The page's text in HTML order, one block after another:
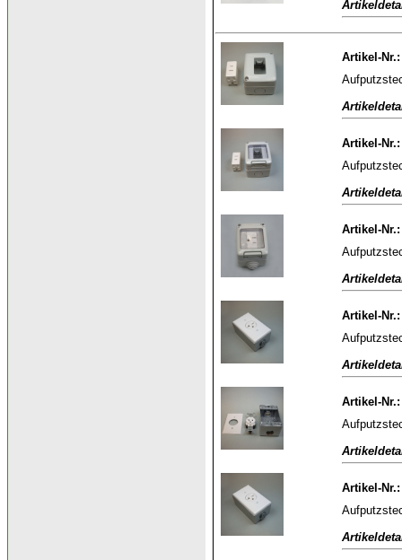
Artikel-Nr.:
Artikel-Nr.:
Artikel-Nr.:
Artikel-Nr.:
Artikel-Nr.:
Artikel-Nr.: